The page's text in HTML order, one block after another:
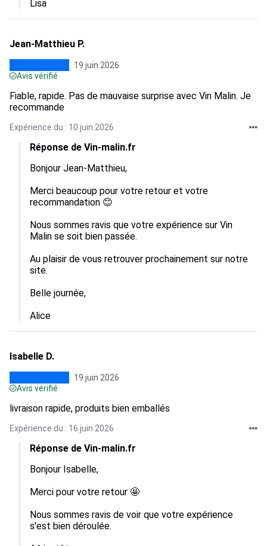
Lisa
Jean-Matthieu P.
19 juin 2026
Avis vérifié
Fiable, rapide. Pas de mauvaise surprise avec Vin Malin. Je
recommande
Expérience du : 10 juin 2026
Réponse de Vin-malin.fr
Bonjour Jean-Matthieu,
Merci beaucoup pour votre retour et votre
recommandation 😊
Nous sommes ravis que votre expérience sur Vin
Malin se soit bien passée.
Au plaisir de vous retrouver prochainement sur notre
site.
Belle journée,
Alice
Isabelle D.
19 juin 2026
Avis vérifié
livraison rapide, produits bien emballés
Expérience du : 16 juin 2026
Réponse de Vin-malin.fr
Bonjour Isabelle,
Merci pour votre retour 🤩
Nous sommes ravis de voir que votre expérience
s'est bien déroulée.